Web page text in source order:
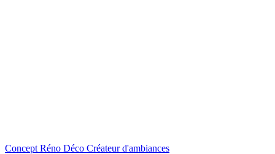
Concept Réno Déco Créateur d'ambiances